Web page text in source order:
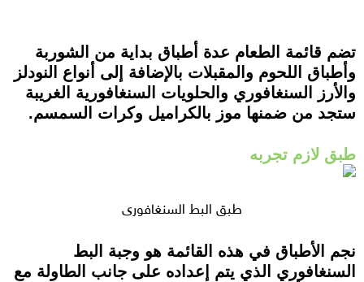
تضم قائمة الطعام عدة أطباق بداية من الشوربة
وأطباق اللحوم والمقبلات بالإضافة إلى أنواع النودلز
والأرز السنغافوري والحلويات السنغافورية الغريبة
ستجد من ضمنها موز بالكراميل وكرات السمسم.
طبق لازم تجربه
طبق البط السنغافوري
نجم الأطباق في هذه القائمة هو وجبة البط
السنغافوري الذي يتم إعداده على جانب الطاولة مع